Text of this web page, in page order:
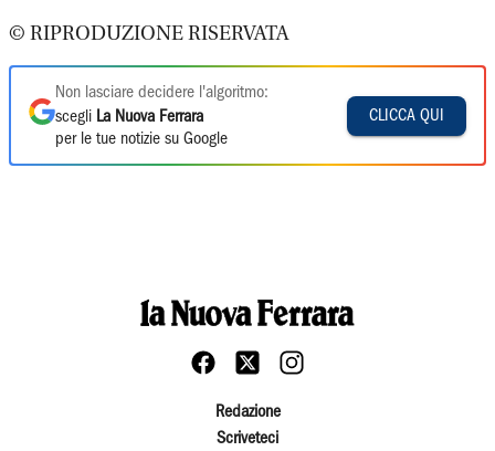
© RIPRODUZIONE RISERVATA
Non lasciare decidere l'algoritmo:
scegli La Nuova Ferrara
per le tue notizie su Google
CLICCA QUI
Redazione
Scriveteci